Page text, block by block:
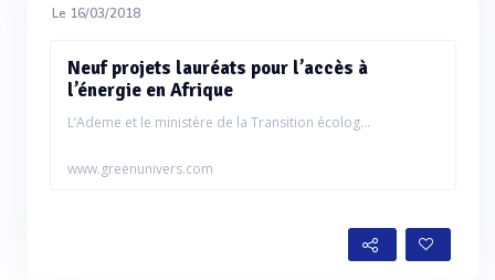
Le 16/03/2018
Neuf projets lauréats pour l’accès à
l’énergie en Afrique
L’Ademe et le ministère de la Transition écolog...
www.greenunivers.com